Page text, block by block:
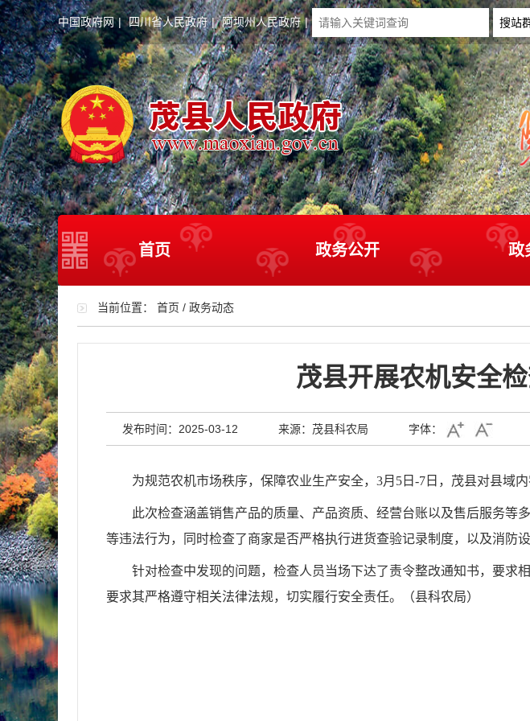
中国政府网 | 四川省人民政府 | 阿坝州人民政府 |
首页 政务公开 政
当前位置： 首页 / 政务动态
茂县开展农机安全
发布时间：2025-03-12 来源：茂县科农局 字体：
为规范农机市场秩序，保障农业生产安全， 3月5日-7日 ， 茂县对县域内
此次检查涵盖销售产品的质量、产品资质、经营台账以及售后服务等
等违法行为，同时检查了商家是否严格执行进货查验记录制度，以及消防
针对检查中发现的问题，检查人员当场下达了责令整改通知书，要求
要求其严格遵守相关法律法规，切实履行安全责任。（县科农局）